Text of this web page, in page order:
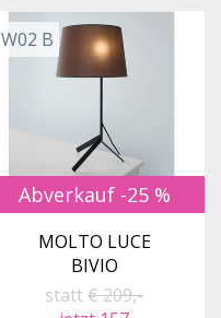
W02 B
Abverkauf -25 %
MOLTO LUCE
BIVIO
statt€ 209,-